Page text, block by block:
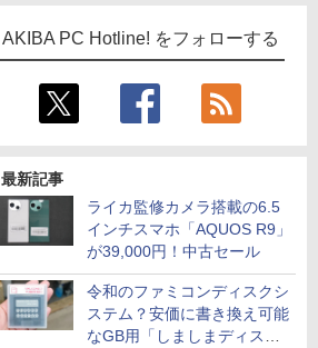
AKIBA PC Hotline! をフォローする
最新記事
ライカ監修カメラ搭載の6.5
インチスマホ「AQUOS R9」
が39,000円！中古セール
令和のファミコンディスクシ
ステム？安価に書き換え可能
なGB用「しましまディスク